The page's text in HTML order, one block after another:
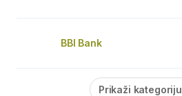
BBI Bank
Prikaži kategoriju